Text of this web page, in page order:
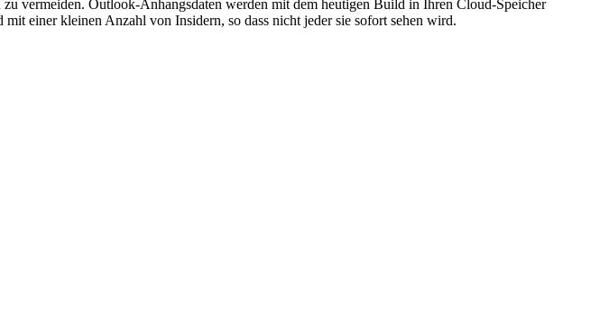
vermeiden. Outlook-Anhangsdaten werden mit dem heutigen Build in Ihren Cloud-Speicher
einer kleinen Anzahl von Insidern, so dass nicht jeder sie sofort sehen wird.